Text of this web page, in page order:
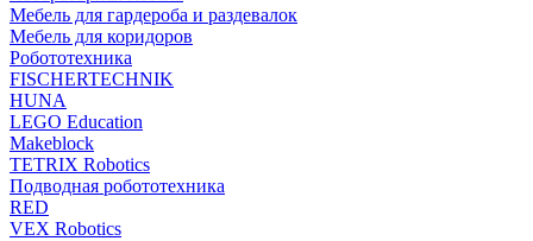
Мебель для гардероба и раздевалок
Мебель для коридоров
Робототехника
FISCHERTECHNIK
HUNA
LEGO Education
Makeblock
TETRIX Robotics
Подводная робототехника
RED
VEX Robotics